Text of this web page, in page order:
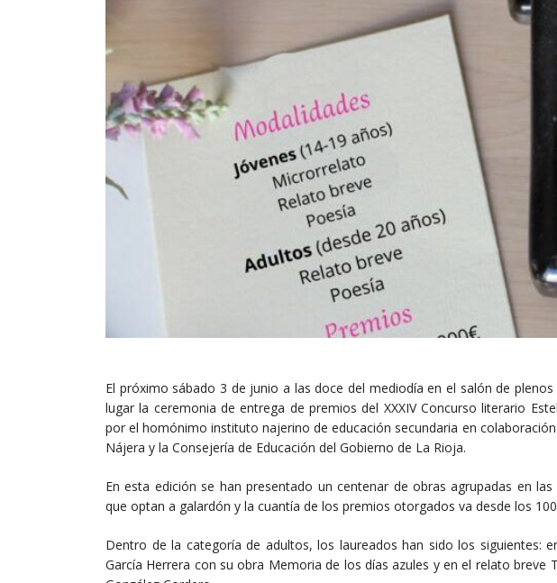
El próximo sábado 3 de junio a las doce del mediodía en el salón de
lugar la ceremonia de entrega de premios del XXXIV Concurso literario
por el homónimo instituto najerino de educación secundaria en
Nájera y la Consejería de Educación del Gobierno de La Rioja.
En esta edición se han presentado un centenar de obras agrupadas en
que optan a galardón y la cuantía de los premios otorgados va desde los
Dentro de la categoría de adultos, los laureados han sido los siguientes:
García Herrera con su obra Memoria de los días azules y en el relato breve